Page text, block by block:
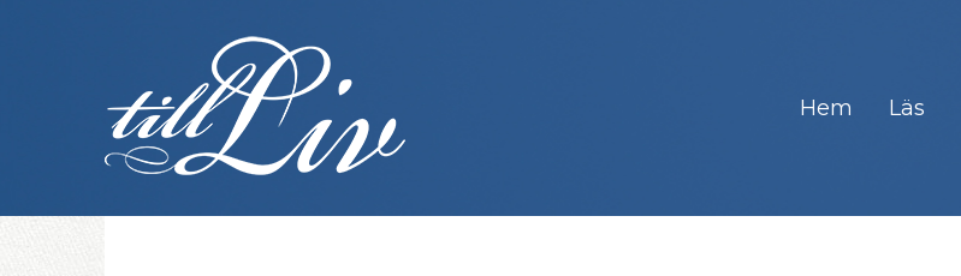
Hem Läs